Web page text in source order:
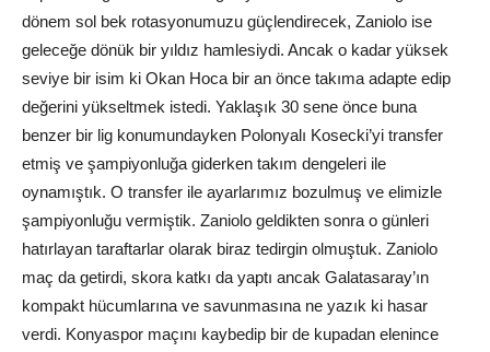
dönem sol bek rotasyonumuzu güçlendirecek, Zaniolo ise
geleceğe dönük bir yıldız hamlesiydi. Ancak o kadar yüksek
seviye bir isim ki Okan Hoca bir an önce takıma adapte edip
değerini yükseltmek istedi. Yaklaşık 30 sene önce buna
benzer bir lig konumundayken Polonyalı Kosecki’yi transfer
etmiş ve şampiyonluğa giderken takım dengeleri ile
oynamıştık. O transfer ile ayarlarımız bozulmuş ve elimizle
şampiyonluğu vermiştik. Zaniolo geldikten sonra o günleri
hatırlayan taraftarlar olarak biraz tedirgin olmuştuk. Zaniolo
maç da getirdi, skora katkı da yaptı ancak Galatasaray’ın
kompakt hücumlarına ve savunmasına ne yazık ki hasar
verdi. Konyaspor maçını kaybedip bir de kupadan elenince